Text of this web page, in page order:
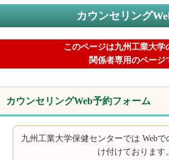
カウンセリング
このページは九州工業大学
関係者専用のページ
カウンセリングWeb予約フォーム
九州工業大学保健センターでは Web
け付けております。